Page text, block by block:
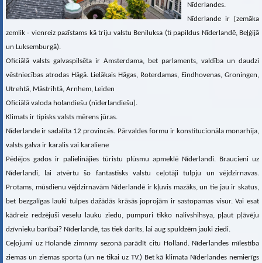
Nīderlandes.
Nīderlande ir [zemāka
zemlik - vienreiz pazīstams kā triju valstu Beniluksa (ti papildus Nīderlandē, Beļģijā
un Luksemburgā).
Oficiālā valsts galvaspilsēta ir Amsterdama, bet parlaments, valdība un daudzi
vēstniecības atrodas Hāgā. Lielākais Hāgas, Roterdamas, Eindhovenas, Groningen,
Utrehtā, Māstrihtā, Arnhem, Leiden
Oficiālā valoda holandiešu (nīderlandiešu).
Klimats ir tipisks valsts mērens jūras.
Nīderlande ir sadalīta 12 provincēs. Pārvaldes formu ir konstitucionāla monarhija,
valsts galva ir karalis vai karaliene
Pēdējos gados ir palielinājies tūristu plūsmu apmeklē Nīderlandi. Braucieni uz
Nīderlandi, lai atvērtu šo fantastisks valstu ceļotāji tulpju un vējdzirnavas.
Protams, mūsdienu vējdzirnavām Nīderlandē ir kļuvis mazāks, un tie jau ir skatus,
bet bezgalīgas lauki tulpes dažādās krāsās joprojām ir sastopamas visur. Vai esat
kādreiz redzējuši veselu lauku ziedu, pumpuri tikko nalivshihsya, pļaut pļāvēju
dzīvnieku barībai? Nīderlandē, tas tiek darīts, lai aug spuldzēm jauki ziedi.
Ceļojumi uz Holandē zimnmy sezonā parādīt citu Holland. Nīderlandes mīlestība
ziemas un ziemas sporta (un ne tikai uz TV.) Bet kā klimata Nīderlandes nemierīgs